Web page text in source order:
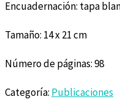
Encuadernación: tapa
Tamaño: 14 x 21 cm
Número de páginas: 98
Categoría: Publicaciones